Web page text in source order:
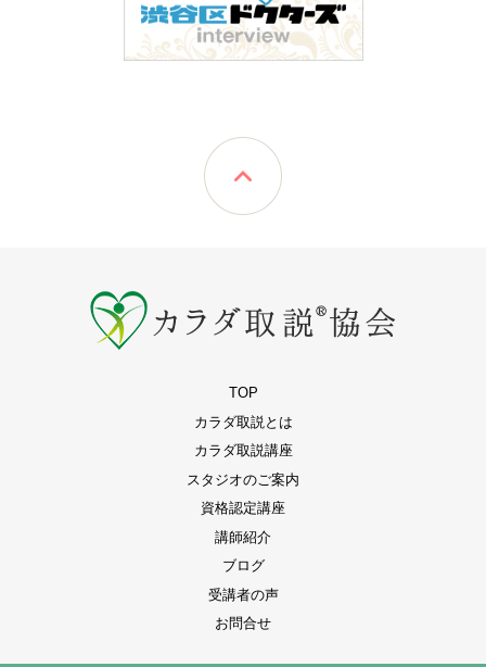
TOP
カラダ取説とは
カラダ取説講座
スタジオのご案内
資格認定講座
講師紹介
ブログ
受講者の声
お問合せ